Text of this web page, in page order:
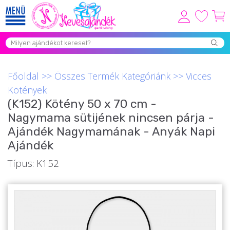
Viszonteladóknak
Grill Party Kellékek ❤️
Egyedi Ajándékok Rendelés
Összes Ajándék Kategória ⭐
Vicces Pólók
Szerelmes Ajándékok ❤
Budapest Ajándéktárgyak
Főoldal >> Összes Termék Kategóriánk >> Vicces
Kötények
(K152) Kötény 50 x 70 cm -
Nagymama sütijének nincsen párja -
Ajándék Nagymamának - Anyák Napi
Ajándék
Típus: K152